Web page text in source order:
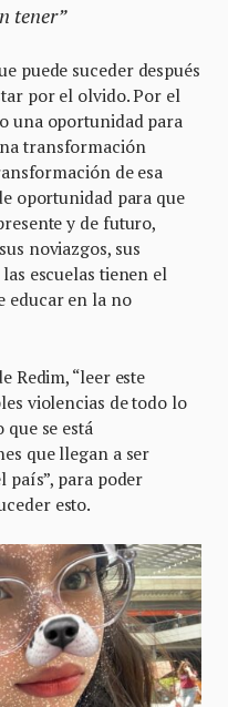
tener”
puede suceder después
por el olvido. Por el
una oportunidad para
transformación
de esa
oportunidad para que
y de futuro,
noviazgos, sus
escuelas tienen el
educar en la no
Redim, “leer este
violencias de todo lo
se está
que llegan a ser
país”, para poder
esto.